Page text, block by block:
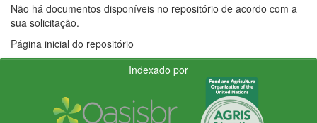
Não há documentos disponíveis no repositório de acordo com a
sua solicitação.
Página inicial do repositório
Indexado por